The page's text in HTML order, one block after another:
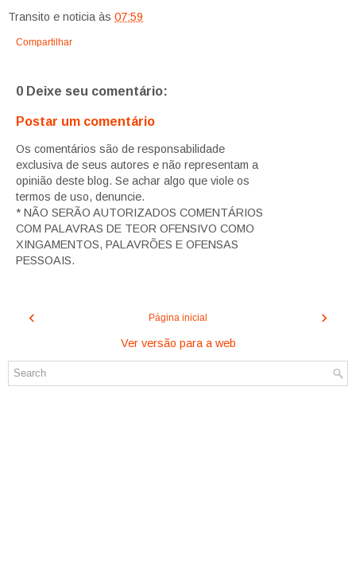
Transito e noticia às 07:59
Compartilhar
0 Deixe seu comentário:
Postar um comentário
Os comentários são de responsabilidade
exclusiva de seus autores e não representam a
opinião deste blog. Se achar algo que viole os
termos de uso, denuncie.
* NÃO SERÃO AUTORIZADOS COMENTÁRIOS
COM PALAVRAS DE TEOR OFENSIVO COMO
XINGAMENTOS, PALAVRÕES E OFENSAS
PESSOAIS.
‹ ›
Página inicial
Ver versão para a web